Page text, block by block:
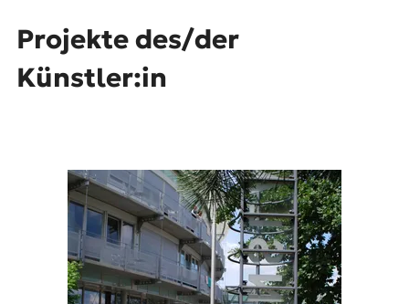
Projekte des/der
Künstler:in